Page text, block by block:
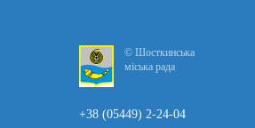
© Шосткинська
міська рада
+38 (05449) 2-24-04